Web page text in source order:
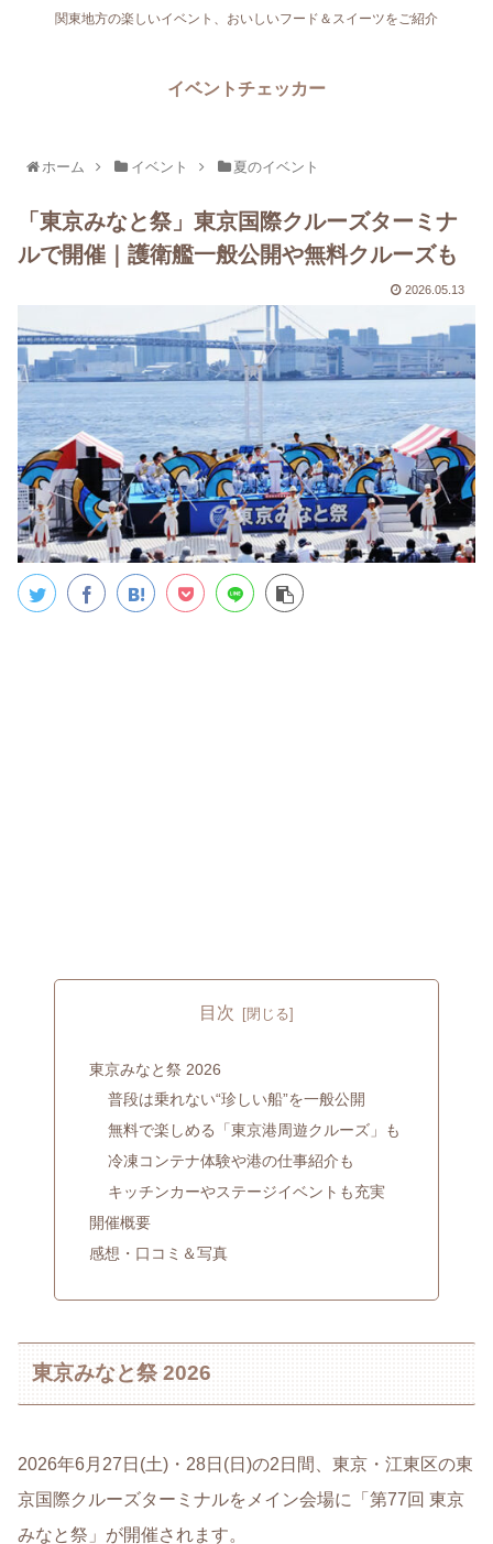
関東地方の楽しいイベント、おいしいフード＆スイーツをご紹介
イベントチェッカー
ホーム イベント 夏のイベント
「東京みなと祭」東京国際クルーズターミナ
ルで開催｜護衛艦一般公開や無料クルーズも
2026.05.13
目次
東京みなと祭 2026
普段は乗れない“珍しい船”を一般公開
無料で楽しめる「東京港周遊クルーズ」も
冷凍コンテナ体験や港の仕事紹介も
キッチンカーやステージイベントも充実
開催概要
感想・口コミ＆写真
東京みなと祭 2026
2026年6月27日(土)・28日(日)の2日間、東京・江東区の東
京国際クルーズターミナルをメイン会場に「第77回 東京
みなと祭」が開催されます。